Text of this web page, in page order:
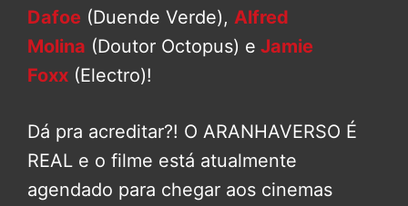
Dafoe (Duende Verde), Alfred
Molina (Doutor Octopus) e Jamie
Foxx (Electro)!
Dá pra acreditar?! O ARANHAVERSO É
REAL e o filme está atualmente
agendado para chegar aos cinemas